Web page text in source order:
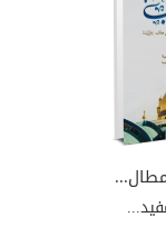
حديث شق صدر النبي...
عرض رسول الله ﷺ ن...
00:45:35